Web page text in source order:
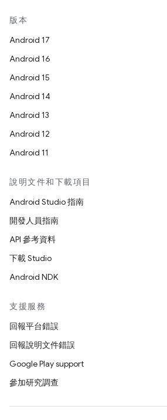
版本
Android 17
Android 16
Android 15
Android 14
Android 13
Android 12
Android 11
說明文件和下載項目
Android Studio 指南
開發人員指南
API 參考資料
下載 Studio
Android NDK
支援服務
回報平台錯誤
回報說明文件錯誤
Google Play support
參加研究調查